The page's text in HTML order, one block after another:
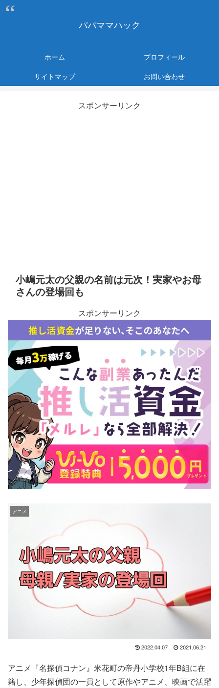
パパママハック
ホーム
プロフィール
サイトマップ
お問い合わせ
スポンサーリンク
小嶋元太の父親の名前は元次！実家やお母
さんの登場回も
スポンサーリンク
アニメ
2022.04.07 2021.06.21
アニメ『名探偵コナン』米花町の帝丹小学校1年B組に在
籍し、少年探偵団の一員として原作やアニメ、映画で活躍